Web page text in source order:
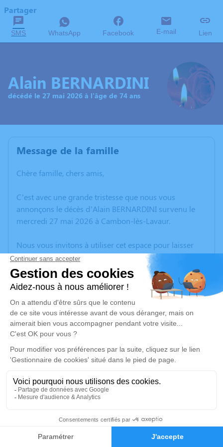
Faire-part Hommages
Partager
SMS WhatsApp Facebook E-mail Lien
Alain BERNARDINI
décédé le 27 mai 2026 à l'âge de 74 ans
Message de la famille
Chère famille, chers amis,
C’est avec une grande tristesse que nous vous
annonçons le décès d’Alain BERNARDINI survenu le
mercredi 27 mai 2026 à Cambon-lès-Lavaur.
Nous vous invitons à utiliser cet espace pour laisser
vos condoléances, partager des photos souvenirs, une
anecdote ou exprimer vos pensées à travers des
poèmes ou des textes. Cet endroit est un lieu
d'expression dédié à honorer la mémoire d’Alain
BERNARDINI.
Un service de plantation d’arbre hommage est
disponible ici.
Je rends hommage
Cérémonie civile
Crématorium du Lauragais de Villefranche-
de-Lauragais